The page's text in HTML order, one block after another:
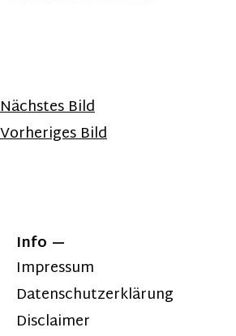
Nächstes Bild
Vorheriges Bild
Info
Impressum
Datenschutzerklärung
Disclaimer